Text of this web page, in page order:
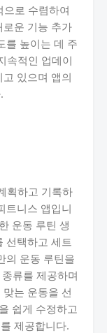
로 수렴하여
운 기능 추가
를 높이는 데 주
속적인 업데이
있으며 앱의
획하고 기록하
트니스 앱입니
운동 루틴 생
선택하고 세트
의 운동 루틴을
류를 제공하며
는 운동을 선
쉽게 수정하고
제공합니다.